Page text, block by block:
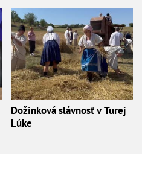
Dožinková slávnosť v Turej
Lúke